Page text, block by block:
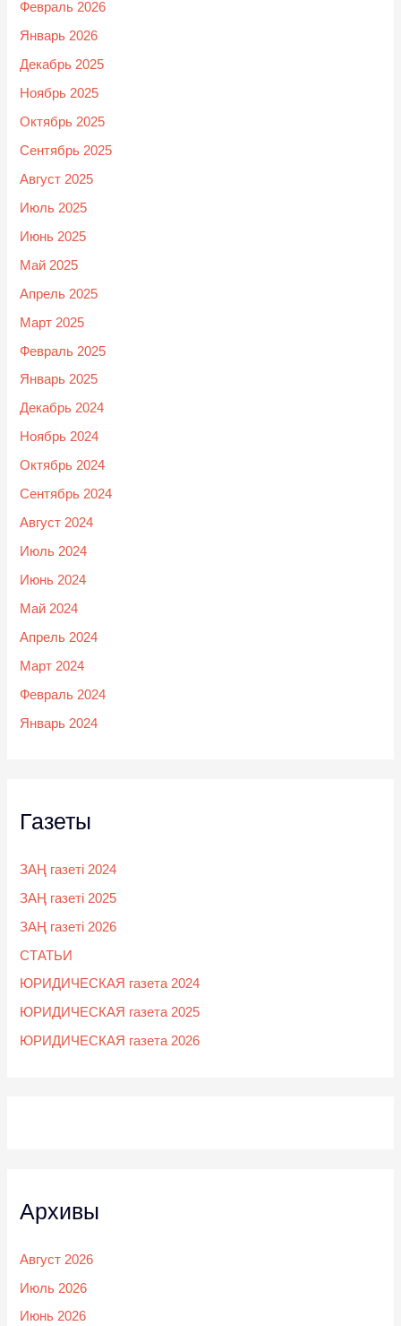
Февраль 2026
Январь 2026
Декабрь 2025
Ноябрь 2025
Октябрь 2025
Сентябрь 2025
Август 2025
Июль 2025
Июнь 2025
Май 2025
Апрель 2025
Март 2025
Февраль 2025
Январь 2025
Декабрь 2024
Ноябрь 2024
Октябрь 2024
Сентябрь 2024
Август 2024
Июль 2024
Июнь 2024
Май 2024
Апрель 2024
Март 2024
Февраль 2024
Январь 2024
Газеты
ЗАҢ газеті 2024
ЗАҢ газеті 2025
ЗАҢ газеті 2026
СТАТЬИ
ЮРИДИЧЕСКАЯ газета 2024
ЮРИДИЧЕСКАЯ газета 2025
ЮРИДИЧЕСКАЯ газета 2026
Архивы
Август 2026
Июль 2026
Июнь 2026